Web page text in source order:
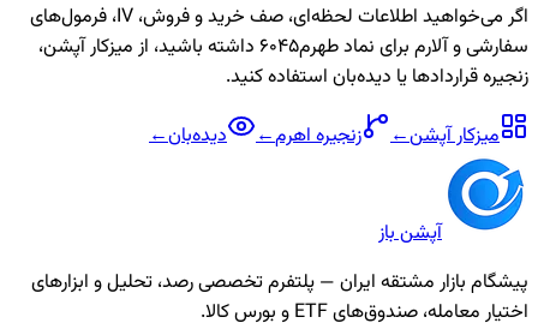
اگر می‌خواهید اطلاعات لحظه‌ای، صف خرید و فروش، IV، فرمول‌های
سفارشی و آلارم برای نمادطهرم6045
داشته باشید، از میزکار آپشن،
زنجیره قراردادها یا دیده‌بان استفاده کنید.
میزکار آپشن← زنجیرهاهرم← دیده‌بان←
آپشن باز
پیشگام بازار مشتقه ایران — پلتفرم تخصصی رصد، تحلیل و ابزارهای
اختیار معامله، صندوق‌های ETF و بورس کالا.